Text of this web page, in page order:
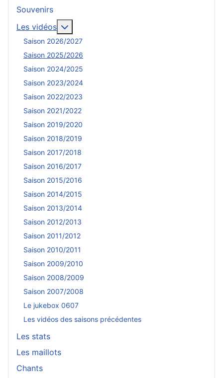
Souvenirs
Les vidéos
Saison 2026/2027
Saison 2025/2026
Saison 2024/2025
Saison 2023/2024
Saison 2022/2023
Saison 2021/2022
Saison 2019/2020
Saison 2018/2019
Saison 2017/2018
Saison 2016/2017
Saison 2015/2016
Saison 2014/2015
Saison 2013/2014
Saison 2012/2013
Saison 2011/2012
Saison 2010/2011
Saison 2009/2010
Saison 2008/2009
Saison 2007/2008
Le jukebox 0607
Les vidéos des saisons précédentes
Les stats
Les maillots
Chants